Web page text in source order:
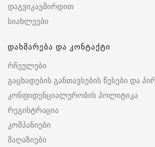
დაგვიკავშირდით
სიახლეები
დახმარება და კონტაქტი
რჩეულები
გაცხადების განთავსების წესები და
კონფიდენციალურობის პოლიტიკა
რეგისტრაცია
კომპანიები
მაღაზიები